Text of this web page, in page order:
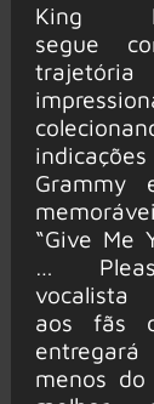
King
segue
trajetória
Grammy
“Give Me
…
vocalista
aos fãs
menos